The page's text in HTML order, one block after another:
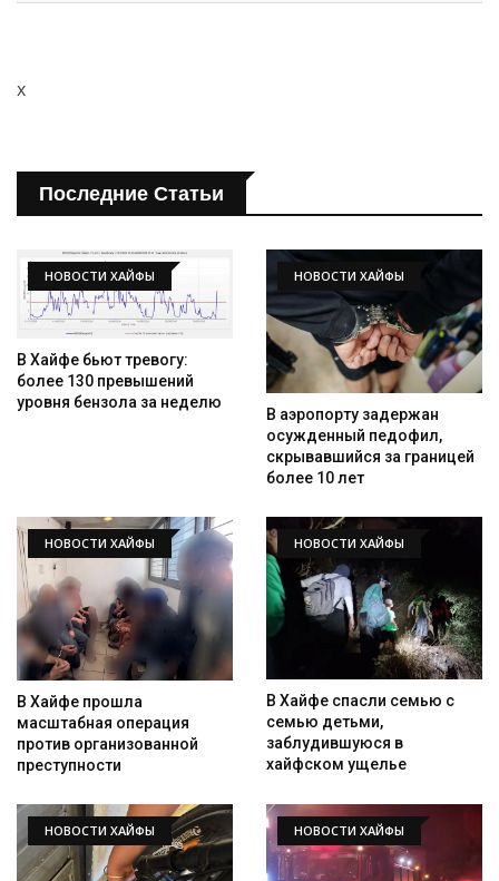
x
Последние Статьи
НОВОСТИ ХАЙФЫ
В Хайфе бьют тревогу:
более 130 превышений
уровня бензола за неделю
НОВОСТИ ХАЙФЫ
В аэропорту задержан
осужденный педофил,
скрывавшийся за границей
более 10 лет
НОВОСТИ ХАЙФЫ
В Хайфе прошла
масштабная операция
против организованной
преступности
НОВОСТИ ХАЙФЫ
В Хайфе спасли семью с
семью детьми,
заблудившуюся в
хайфском ущелье
НОВОСТИ ХАЙФЫ НОВОСТИ ХАЙФЫ